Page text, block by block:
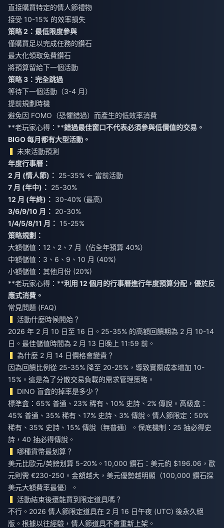
直接購買特定的情人節禮物
接受 10-15% 的效率損失
策略 2：最低限度參與
僅購買足以完成任務的鑽石
最大化領取免費鑽石
將預算留給下一個活動
策略 3：完全跳過
等待下一個活動（3-4 月）
提前規劃時機
避免因 FOMO（恐懼錯過）而產生的低效率消費
**老玩家心得：**錯過最佳窗口不代表必須參與低價值的交易。
BIGO 每月都有大型活動。
未來活動預測
年度行事曆：
2 月 (情人節)： 25-35% ← 當前活動
7 月 (年中)： 25-30%
12 月 (年終)： 30-40% (最高)
3/6/9/10 月： 20-30%
1/4/5/8/11 月： 15-25%
策略規劃：
大額儲值：12、2、7 月（佔全年預算 40%）
中額儲值：3、6、9、10 月 (40%)
小額儲值：其他月份 (20%)
**老玩家心得：**利用 12 個月的行事曆進行年度預算分配，優於反
應式消費。
常見問題 (FAQ)
活動什麼時候開始？
2026 年 2 月 10 日至 16 日。25-35% 的高額回饋期為 2 月 10-14
日。最佳儲值時間為 2 月 13 日晚上 11:59 前。
為什麼 2 月 14 日價格會變貴？
因為回饋比例從 25-35% 降至 20-25%，導致實際成本增加 10-
15%。這是為了分散交易負載的需求管理策略。
DINO 盲盒的掉率是多少？
標準盒：65% 普通、23% 稀有、10% 史詩、2% 傳說。高級盒：
45% 普通、35% 稀有、17% 史詩、3% 傳說。情人節限定：50%
稀有、35% 史詩、15% 傳說（無普通）。保底機制：25 抽必得史
詩，40 抽必得傳說。
哪種貨幣最划算？
美元比歐元/英鎊划算 5-20%。10,000 鑽石：美元約 $196.06，歐
元則需 €230-250。金額越大，美元優勢越明顯（100,000 鑽石採
美元大額費率最優）。
活動結束後還能買到限定道具嗎？
不行。2026 情人節限定道具在 2 月 16 日午夜 (UTC) 後永久絕
版。根據以往經驗，情人節道具不會重新上架。